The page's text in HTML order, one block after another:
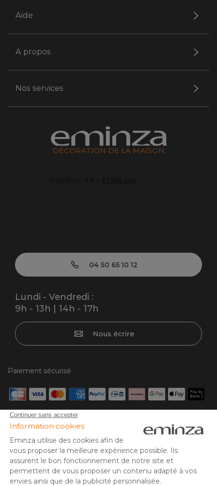
Aide
A propos
Nos services
DÉCORATION DE LA MAISON
04 50 65 10 12
Lundi - Vendredi :
9h - 13h | 14h - 17h
Nous écrire
Paiement sécurisé
Carte bancaire, PayPal, virement bancaire, 3x ou 4x par CB
à partir de 50€, Google/Apple Pay.
Suivez-nous sur :